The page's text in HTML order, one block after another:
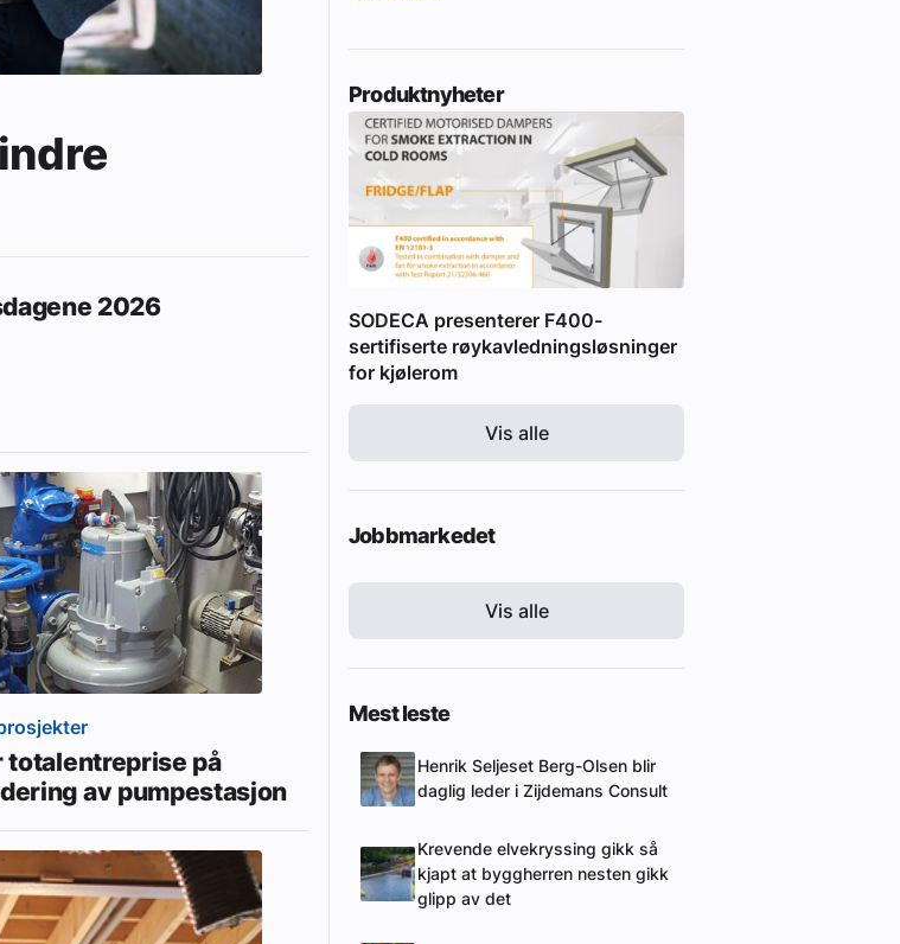
2026
totalentreprise på
av pumpestasjon
Produktnyheter
SODECA presenterer F400-
sertifiserte røykavledningsløsninger
for kjølerom
Vis alle
Jobbmarkedet
Vis alle
Mest leste
Henrik Seljeset Berg-Olsen blir
daglig leder i Zijdemans Consult
Krevende elvekryssing gikk så
kjapt at byggherren nesten gikk
glipp av det